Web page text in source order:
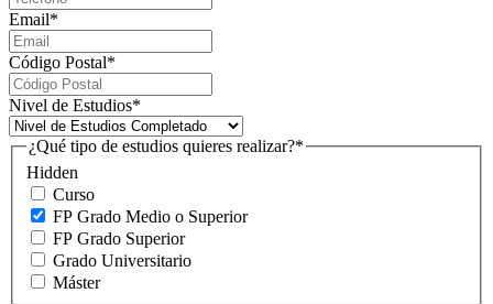
Email*
Código Postal*
Nivel de Estudios*
Hidden
¿Qué tipo de estudios quieres realizar?*
Curso
FP Grado Medio o Superior
FP Grado Superior
Grado Universitario
Máster